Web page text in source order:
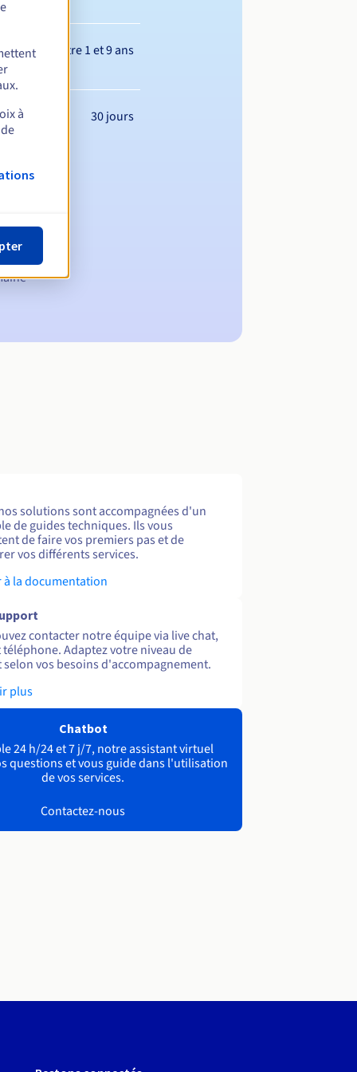
Entre 1 et 9 ans
30 jours
solutions sont accompagnées d'un
de guides techniques. Ils vous
de faire vos premiers pas et de
vos différents services.
à la documentation
contacter notre équipe via live chat,
Adaptez votre niveau de
vos besoins d'accompagnement.
plus
Chatbot
24 h/24 et 7 j/7, notre assistant virtuel
questions et vous guide dans l'utilisation
de vos services.
Contactez-nous
à